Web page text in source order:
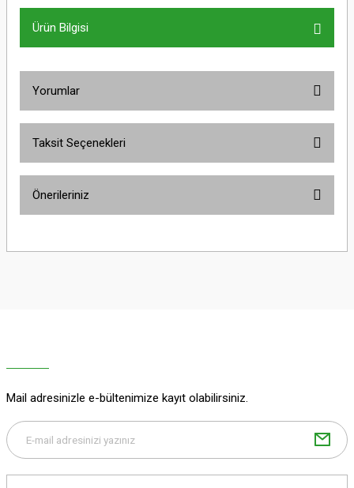
Ürün Bilgisi
Yorumlar
Taksit Seçenekleri
Önerileriniz
yetersiz gördüğünüz noktaları öneri formunu kullanarak tarafımıza
Bu ürüne benzer farklı alternatifler olmalı.
Mail adresinizle e-bültenimize kayıt olabilirsiniz.